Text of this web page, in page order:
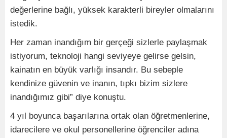
değerlerine bağlı, yüksek karakterli bireyler olmalarını
istedik.
Her zaman inandığım bir gerçeği sizlerle paylaşmak
istiyorum, teknoloji hangi seviyeye gelirse gelsin,
kainatın en büyük varlığı insandır. Bu sebeple
kendinize güvenin ve inanın, tıpkı bizim sizlere
inandığımız gibi” diye konuştu.
4 yıl boyunca başarılarına ortak olan öğretmenlerine,
idarecilere ve okul personellerine öğrenciler adına